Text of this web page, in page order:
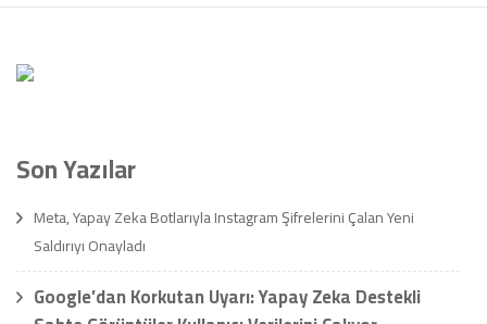
Son Yazılar
Meta, Yapay Zeka Botlarıyla Instagram Şifrelerini Çalan Yeni
Saldırıyı Onayladı
Google’dan Korkutan Uyarı: Yapay Zeka Destekli